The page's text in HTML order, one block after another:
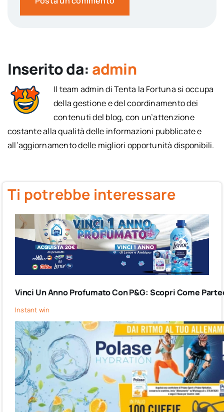
Inserito da: admin
Il team admin di Tenta la Fortuna si occupa
della gestione e del coordinamento dei
contenuti del blog, con un’attenzione
costante alla qualità delle informazioni pubblicate e
all’aggiornamento delle migliori opportunità disponibili.
Ti potrebbe interessare
Vinci Un Anno Profumato Con P&G: Scopri Come
Instant win